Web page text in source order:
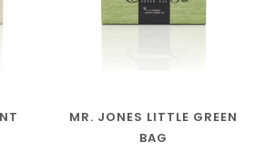
MR. JONES LITTLE GREEN
BAG